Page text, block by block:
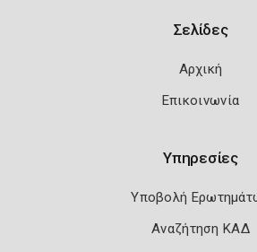
Σελίδες
Αρχική
Επικοινωνία
Υπηρεσίες
Υποβολή
Αναζήτηση ΚΑΔ